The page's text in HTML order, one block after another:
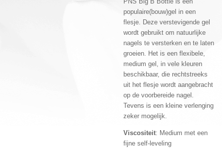
populaire(bouw)gel in een
flesje. Deze verstevigende gel
wordt gebruikt om natuurlijke
nagels te versterken en te laten
groeien. Het is een flexibele,
medium gel, in vele kleuren
beschikbaar, die rechtstreeks
uit het flesje wordt aangebracht
op de voorbereide nagel.
Tevens is een kleine verlenging
zeker mogelijk.
Viscositeit: Medium met een
fijne self-leveling